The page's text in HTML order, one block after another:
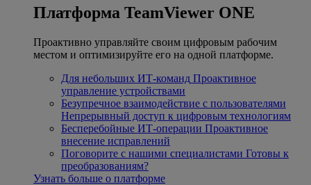
Платформа TeamViewer ONE
Проактивно управляйте своим цифровым рабочим
местом и оптимизируйте его на одной платформе.
Для небольших ИТ-команд Проактивное
управление устройствами
Безупречное взаимодействие с пользователями
Непрерывный доступ к цифровым технологиям
Бесперебойные ИТ-операции Проактивное
внесение исправлений
Поговорите с нашими специалистами Готовы к
преобразованиям?
Узнать больше о платформе